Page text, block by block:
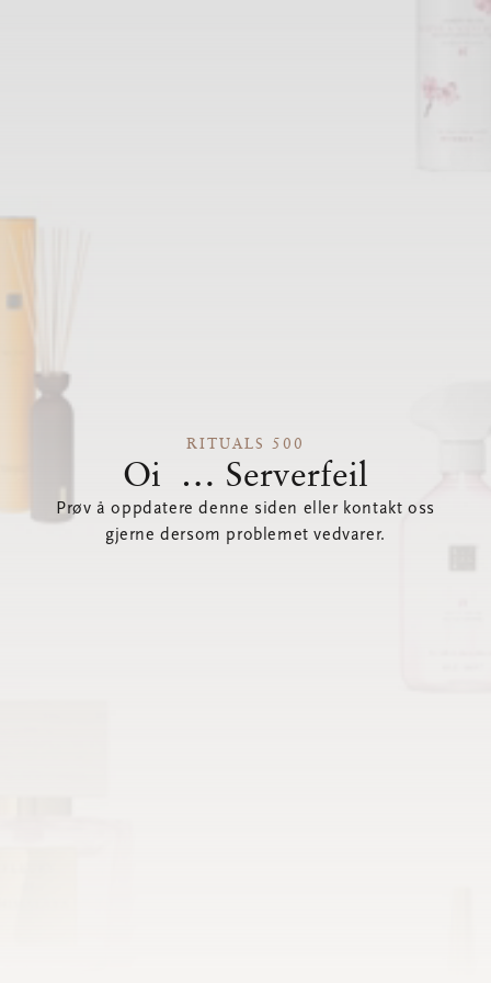
RITUALS 500
Oi … Serverfeil
Prøv å oppdatere denne siden eller kontakt oss
gjerne dersom problemet vedvarer.